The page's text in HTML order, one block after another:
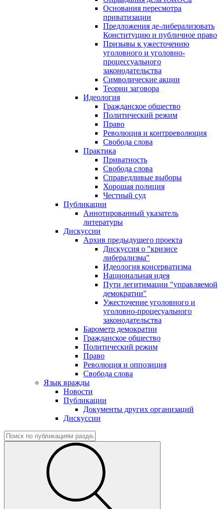
Основания пересмотра
приватизации
Предложения де-либерализовать
Конституцию и публичное право
Призывы к ужесточению
уголовного и уголовно-
процессуального
законодательства
Символические акции
Теории заговора
Идеология
Гражданское общество
Политический режим
Право
Революция и контрреволюция
Свобода слова
Практика
Приватность
Свобода слова
Справедливые выборы
Хорошая полиция
Честный суд
Публикации
Аннотированный указатель
литературы
Дискуссии
Архив предыдущего проекта
Дискуссия о "кризисе
либерализма"
Идеология консерватизма
Национальная идея
Пути легитимации "управляемой
демократии"
Ужесточение уголовного и
уголовно-процесуального
законодательства
Барометр демократии
Гражданское общество
Политический режим
Право
Революция и оппозиция
Свобода слова
Язык вражды
Новости
Публикации
Документы других организаций
Дискуссии